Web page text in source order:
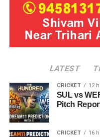
LATEST
CRICKET 12
SUL vs
Pitch
CRICKET 16